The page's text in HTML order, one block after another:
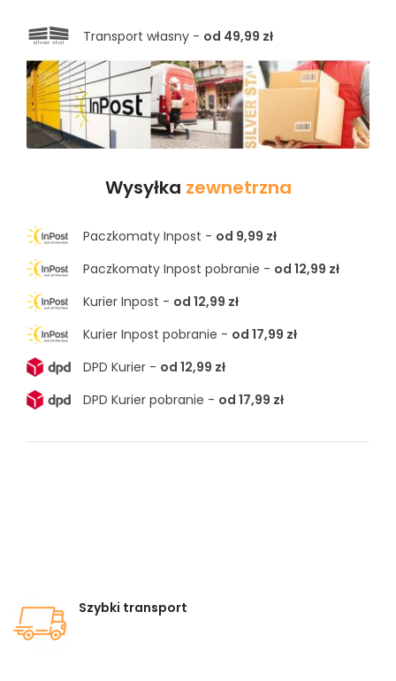
Transport własny - od 49,99 zł
Wysyłka zewnetrzna
Paczkomaty Inpost - od 9,99 zł
Paczkomaty Inpost pobranie - od 12,99 zł
Kurier Inpost - od 12,99 zł
Kurier Inpost pobranie - od 17,99 zł
DPD Kurier - od 12,99 zł
DPD Kurier pobranie - od 17,99 zł
Szybki transport